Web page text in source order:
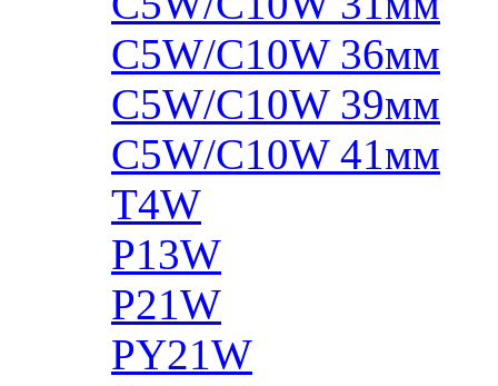
C5W/C10W 36мм
C5W/C10W 39мм
C5W/C10W 41мм
T4W
P13W
P21W
PY21W